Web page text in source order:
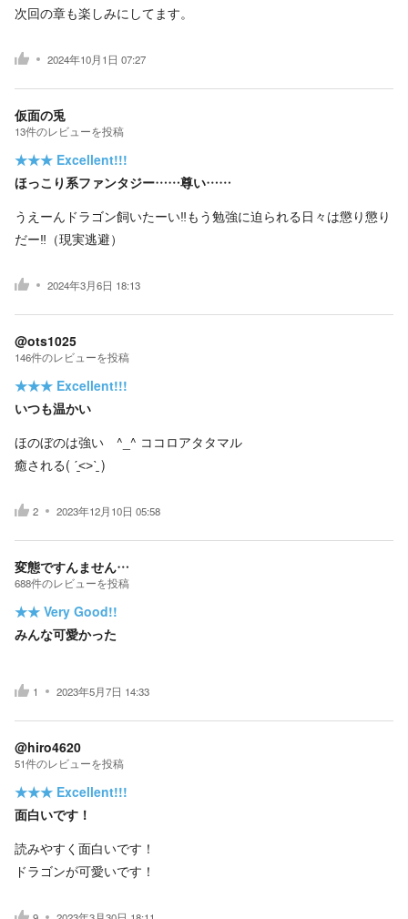
次回の章も楽しみにしてます。
2024年10月1日 07:27
仮面の兎
13件のレビューを投稿
★★★ Excellent!!!
ほっこり系ファンタジー……尊い……
うえーんドラゴン飼いたーい‼もう勉強に迫られる日々は懲り懲り
だー‼（現実逃避）
2024年3月6日 18:13
@ots1025
146件のレビューを投稿
★★★ Excellent!!!
いつも温かい
ほのぼのは強い ^_^ ココロアタタマル
癒される( ˊ̱˂˃ˋ̱ )
2 2023年12月10日 05:58
変態ですんません…
688件のレビューを投稿
★★ Very Good!!
みんな可愛かった
1 2023年5月7日 14:33
@hiro4620
51件のレビューを投稿
★★★ Excellent!!!
面白いです！
読みやすく面白いです！
ドラゴンが可愛いです！